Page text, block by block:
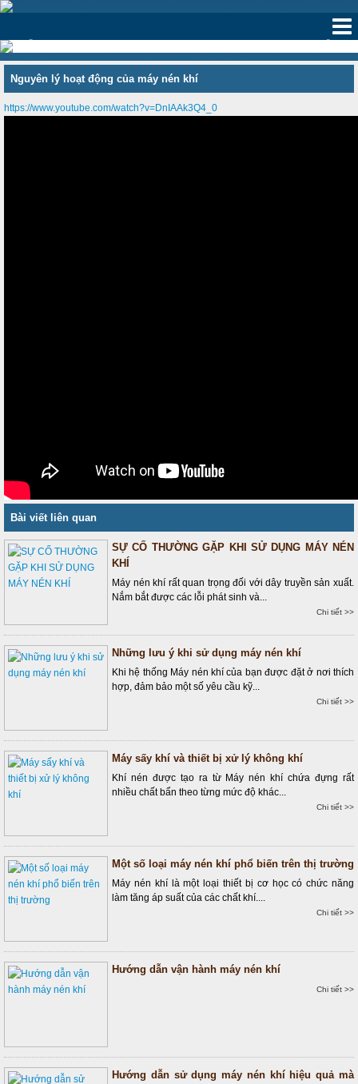
‹ ›
Nguyên lý hoạt động của máy nén khí
https://www.youtube.com/watch?v=DnIAAk3Q4_0
Bài viết liên quan
SỰ CỐ THƯỜNG GẶP KHI SỬ DỤNG MÁY NÉN
KHÍ
Máy nén khí rất quan trọng đối với dây truyền sản xuất.
Nắm bắt được các lỗi phát sinh và...
Chi tiết >>
Những lưu ý khi sử dụng máy nén khí
Khi hệ thống Máy nén khí của bạn được đặt ở nơi thích
hợp, đảm bảo một số yêu cầu kỹ...
Chi tiết >>
Máy sấy khí và thiết bị xử lý không khí
Khí nén được tạo ra từ Máy nén khí chứa đựng rất
nhiều chất bẩn theo từng mức độ khác...
Chi tiết >>
Một số loại máy nén khí phổ biến trên thị trường
Máy nén khí là một loại thiết bị cơ học có chức năng
làm tăng áp suất của các chất khí....
Chi tiết >>
Hướng dẫn vận hành máy nén khí
Chi tiết >>
Hướng dẫn sử dụng máy nén khí hiệu quả mà